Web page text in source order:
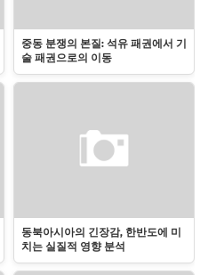
중동 분쟁의 본질: 석유 패권에서 기
술 패권으로의 이동
동북아시아의 긴장감, 한반도에 미
치는 실질적 영향 분석